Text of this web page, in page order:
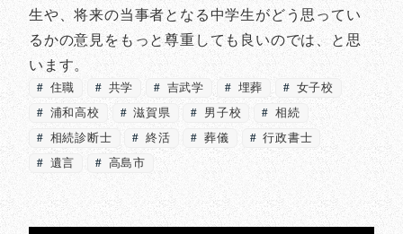
生や、将来の当事者となる中学生がどう思ってい
るかの意見をもっと尊重しても良いのでは、と思
います。
住職 共学 吉武学 埋葬
女子校
浦和高校
滋賀県 男子校
相続
相続診断士
終活 葬儀
行政書士
遺言
高島市